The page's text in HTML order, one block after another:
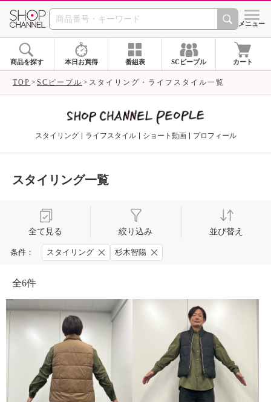
SHOP CHANNEL シメニュー
商品を探す 本日お買得 番組表 SCピープル カート
TOP SCピープル スタイリング・ライフスタイル一覧
スタイリング ライフスタイル ショート動画 プロフィール
スタイリング一覧
全て見る 絞り込み 並び替え
条件： スタイリング 杉木智陽
全6件